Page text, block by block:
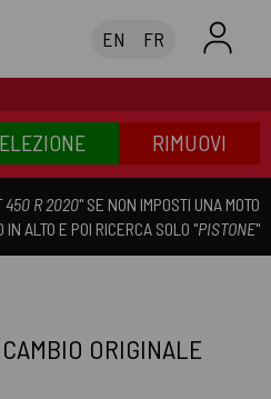
EN FR
RIMUOVI
450 R 2020" SE NON IMPOSTI UNA MOTO
IN ALTO E POI RICERCA SOLO "PISTONE"
ORIGINALE